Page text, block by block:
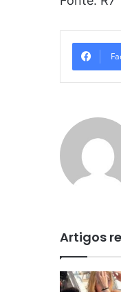
Artigos